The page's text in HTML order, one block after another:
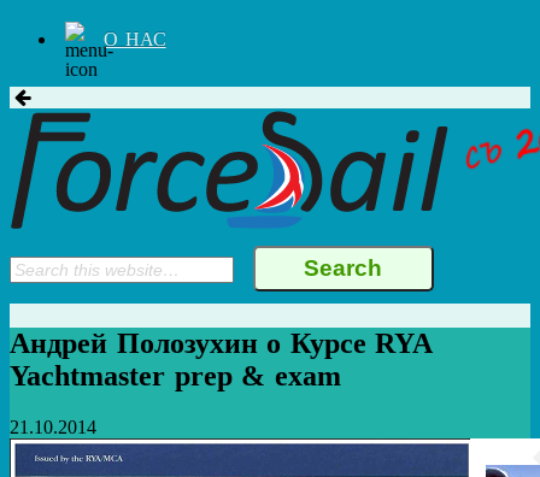
О НАС
Андрей Полозухин о Курсе RYA
Yachtmaster prep & exam
21.10.2014